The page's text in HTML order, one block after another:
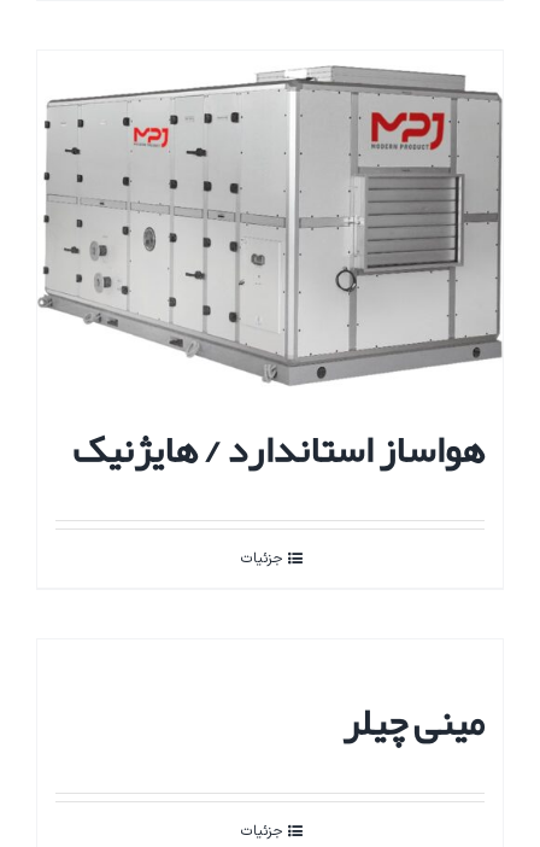
هواساز استاندارد / هایژنیک
جزئیات
مینی چیلر
جزئیات